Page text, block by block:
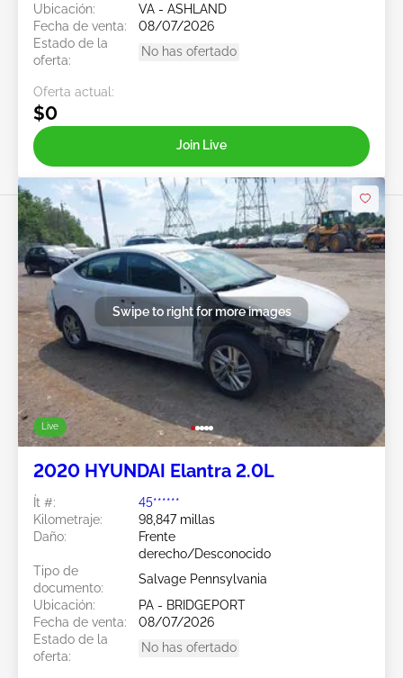
Ubicación:
VA - ASHLAND
Fecha de venta:
08/07/2026
Estado de la
oferta:
No has ofertado
Oferta actual:
$0
Join Live
Live
Swipe to right for more images
2020 HYUNDAI Elantra 2.0L
Ít #:
45******
Kilometraje:
98,847 millas
Daño:
Frente
derecho/Desconocido
Tipo de
documento:
Salvage Pennsylvania
Ubicación:
PA - BRIDGEPORT
Fecha de venta:
08/07/2026
Estado de la
oferta:
No has ofertado